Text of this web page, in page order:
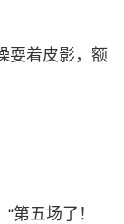
耍着皮影，额
第五场了！